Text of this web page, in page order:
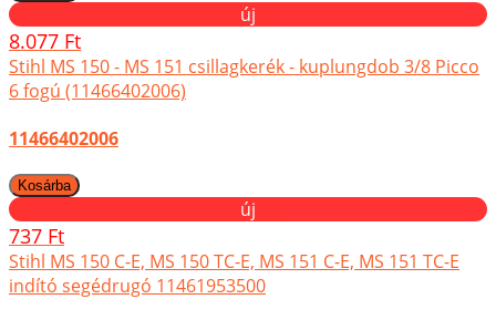
új
8.077 Ft
Stihl MS 150 - MS 151 csillagkerék - kuplungdob 3/8 Picco
6 fogú (11466402006)
11466402006
új
737 Ft
Stihl MS 150 C-E, MS 150 TC-E, MS 151 C-E, MS 151 TC-E
indító segédrugó 11461953500